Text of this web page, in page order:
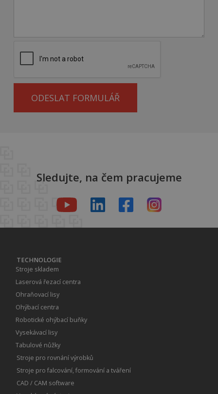
ODESLAT FORMULÁŘ
Sledujte, na čem pracujeme
TECHNOLOGIE
Stroje skladem
Laserová řezací centra
Ohraňovací lisy
Ohýbací centra
Robotické ohýbací buňky
Vysekávací lisy
Tabulové nůžky
Stroje pro rovnání výrobků
Stroje pro falcování, formování a tváření
CAD / CAM software